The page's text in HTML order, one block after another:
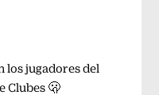
los jugadores del
Clubes 🫢